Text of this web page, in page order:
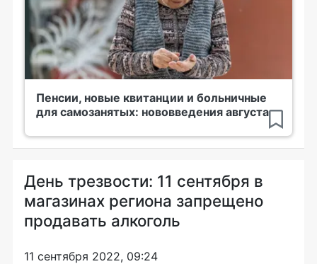
Пенсии, новые квитанции и больничные
для самозанятых: нововведения августа
День трезвости: 11 сентября в
магазинах региона запрещено
продавать алкоголь
11 сентября 2022, 09:24